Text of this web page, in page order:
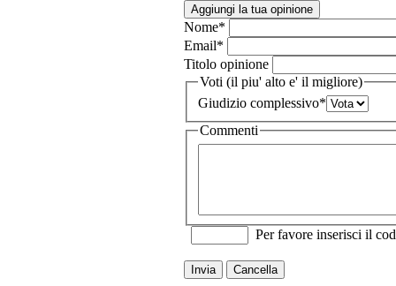
Aggiungi la tua opinione
Nome*
Email*
Titolo opinione
Voti (il piu' alto e' il migliore)
Giudizio complessivo*
Commenti
Per favore inserisci il
Invia Cancella